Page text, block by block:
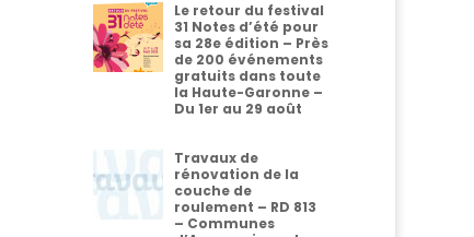
Le retour du festival
31 Notes d’été pour
sa 28e édition – Près
de 200 événements
gratuits dans toute
la Haute-Garonne –
Du 1er au 29 août
Travaux de
rénovation de la
couche de
roulement – RD 813
– Communes